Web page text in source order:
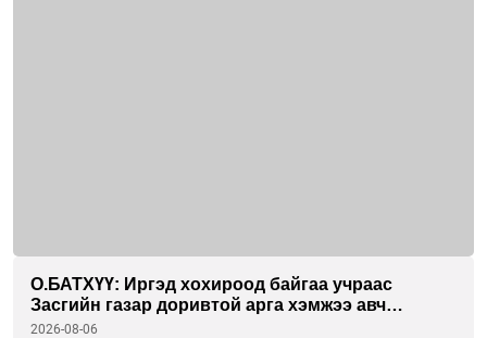
О.БАТХҮҮ: Иргэд хохироод байгаа учраас
Засгийн газар доривтой арга хэмжээ авч
ажиллана
2026-08-06